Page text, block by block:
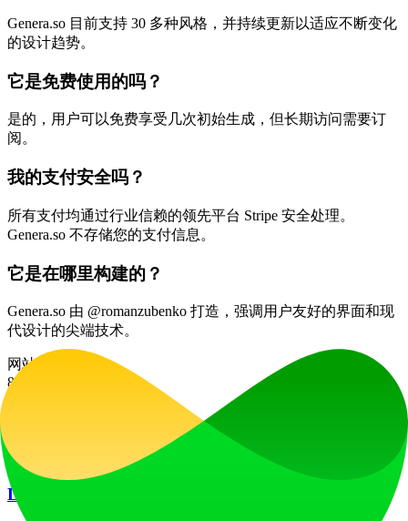
Genera.so 目前支持 30 多种风格，并持续更新以适应不断变化
的设计趋势。
它是免费使用的吗？
是的，用户可以免费享受几次初始生成，但长期访问需要订
阅。
我的支付安全吗？
所有支付均通过行业信赖的领先平台 Stripe 安全处理。
Genera.so 不存储您的支付信息。
它是在哪里构建的？
Genera.so 由 @romanzubenko 打造，强调用户友好的界面和现
代设计的尖端技术。
网站流量
8.1K
LiftOff